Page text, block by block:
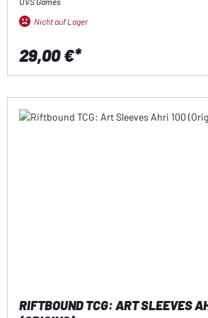
Nicht auf Lager
29,00 €*
RIFTBOUND TCG: ART SLEEVES